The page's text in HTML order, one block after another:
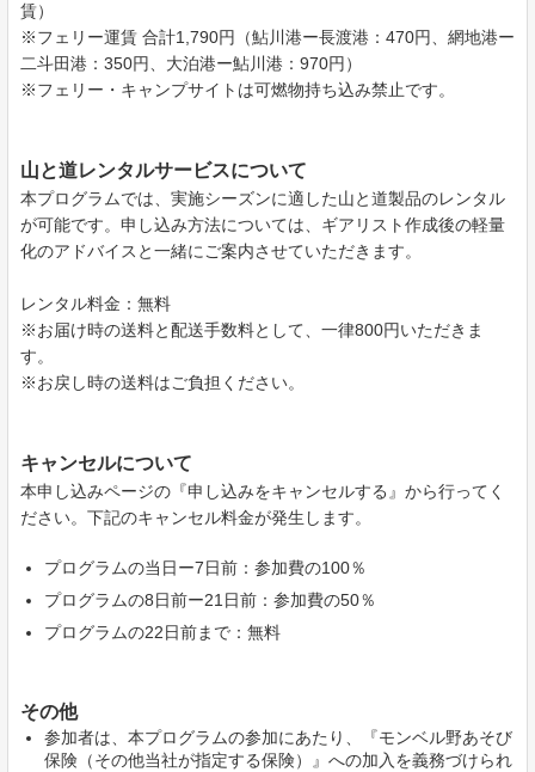
賃）
※フェリー運賃 合計1,790円（鮎川港ー長渡港：470円、網地港ー
二斗田港：350円、大泊港ー鮎川港：970円）
※フェリー・キャンプサイトは可燃物持ち込み禁止です。
山と道レンタルサービスについて
本プログラムでは、実施シーズンに適した山と道製品のレンタル
が可能です。申し込み方法については、ギアリスト作成後の軽量
化のアドバイスと一緒にご案内させていただきます。
レンタル料金：無料
※お届け時の送料と配送手数料として、一律800円いただきま
す。
※お戻し時の送料はご負担ください。
キャンセルについて
本申し込みページの『申し込みをキャンセルする』から行ってく
ださい。下記のキャンセル料金が発生します。
プログラムの当日ー7日前：参加費の100％
プログラムの8日前ー21日前：参加費の50％
プログラムの22日前まで：無料
その他
参加者は、本プログラムの参加にあたり、『モンベル野あそび
保険（その他当社が指定する保険）』への加入を義務づけられ